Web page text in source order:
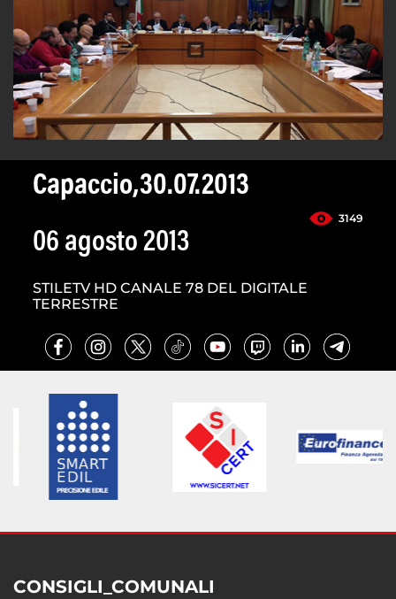
Capaccio,30.07.2013
3149
06 agosto 2013
STILETV HD CANALE 78 DEL DIGITALE
TERRESTRE
CONSIGLI_COMUNALI